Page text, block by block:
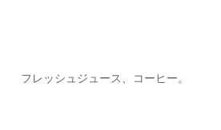
フレッシュジュース、コーヒー。